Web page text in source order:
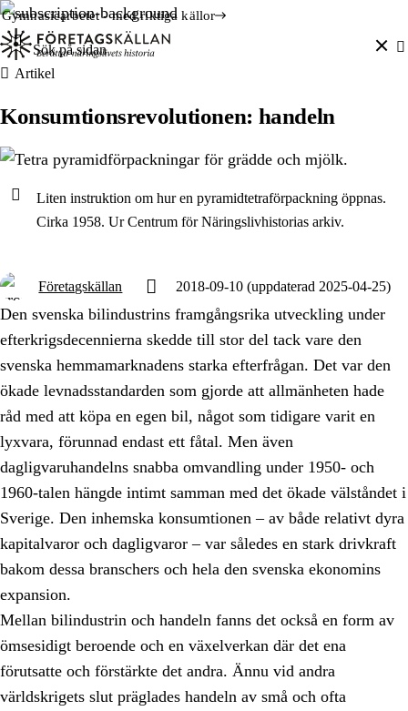
Hoppa till innehåll
Till innehåll
Gymnasiearbetet - med riktiga källor
Sök efter:
Artikel
Konsumtionsrevolutionen: handeln
Liten instruktion om hur en pyramidtetraförpackning öppnas.
Cirka 1958. Ur Centrum för Näringslivhistorias arkiv.
Företagskällan 2018-09-10 (uppdaterad 2025-04-25)
Den svenska bilindustrins framgångsrika utveckling under
efterkrigsdecennierna skedde till stor del tack vare den
svenska hemmamarknadens starka efterfrågan. Det var den
ökade levnadsstandarden som gjorde att allmänheten hade
råd med att köpa en egen bil, något som tidigare varit en
lyxvara, förunnad endast ett fåtal. Men även
dagligvaruhandelns snabba omvandling under 1950- och
1960-talen hängde intimt samman med det ökade välståndet i
Sverige. Den inhemska konsumtionen – av både relativt dyra
kapitalvaror och dagligvaror – var således en stark drivkraft
bakom dessa branschers och hela den svenska ekonomins
expansion.
Mellan bilindustrin och handeln fanns det också en form av
ömsesidigt beroende och en växelverkan där det ena
förutsatte och förstärkte det andra. Ännu vid andra
världskrigets slut präglades handeln av små och ofta